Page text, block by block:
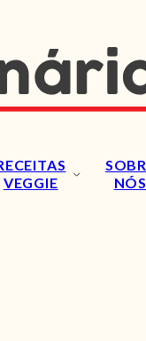
VEGGIE
NÓS